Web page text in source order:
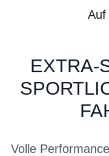
Auf
EXTRA-
Volle